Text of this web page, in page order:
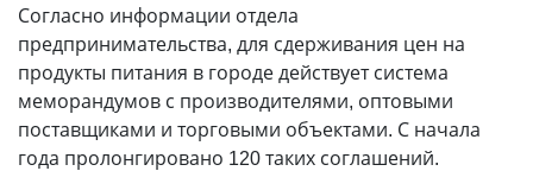
Согласно информации отдела
предпринимательства, для сдерживания цен на
продукты питания в городе действует система
меморандумов с производителями, оптовыми
поставщиками и торговыми объектами. С начала
года пролонгировано 120 таких соглашений.